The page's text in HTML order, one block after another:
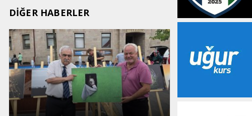
DİĞER HABERLER